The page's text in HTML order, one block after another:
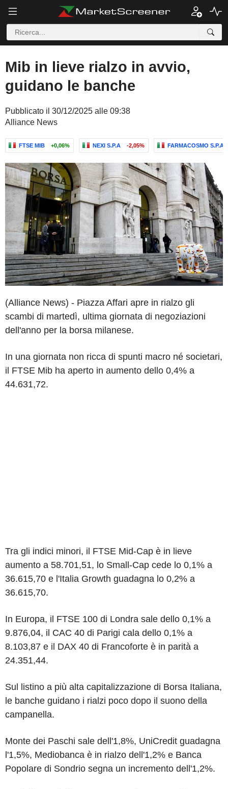
Mib in lieve rialzo in avvio,
guidano le banche
Pubblicato il 30/12/2025 alle 09:38
Alliance News
FTSE MIB +0,06% NEXI S.P.A -2,05% FARMACOSMO S.P.A.
(Alliance News) - Piazza Affari apre in rialzo gli
scambi di martedì, ultima giornata di negoziazioni
dell'anno per la borsa milanese.
In una giornata non ricca di spunti macro né societari,
il FTSE Mib ha aperto in aumento dello 0,4% a
44.631,72.
Tra gli indici minori, il FTSE Mid-Cap è in lieve
aumento a 58.701,51, lo Small-Cap cede lo 0,1% a
36.615,70 e l'Italia Growth guadagna lo 0,2% a
36.615,70.
In Europa, il FTSE 100 di Londra sale dello 0,1% a
9.876,04, il CAC 40 di Parigi cala dello 0,1% a
8.103,87 e il DAX 40 di Francoforte è in parità a
24.351,44.
Sul listino a più alta capitalizzazione di Borsa Italiana,
le banche guidano i rialzi poco dopo il suono della
campanella.
Monte dei Paschi sale dell'1,8%, UniCredit guadagna
l'1,5%, Mediobanca è in rialzo dell'1,2% e Banca
Popolare di Sondrio segna un incremento dell'1,2%.